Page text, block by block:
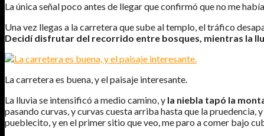
La única señal poco antes de llegar que confirmó que no me
Una vez llegas a la carretera que sube al templo, el tráfico
Decidí disfrutar del recorrido entre bosques, mientras la
La carretera es buena, y el paisaje interesante.
La lluvia se intensificó a medio camino, y la niebla tapó la
pasando curvas, y curvas cuesta arriba hasta que la
pueblecito, y en el primer sitio que veo, me paro a comer bajo